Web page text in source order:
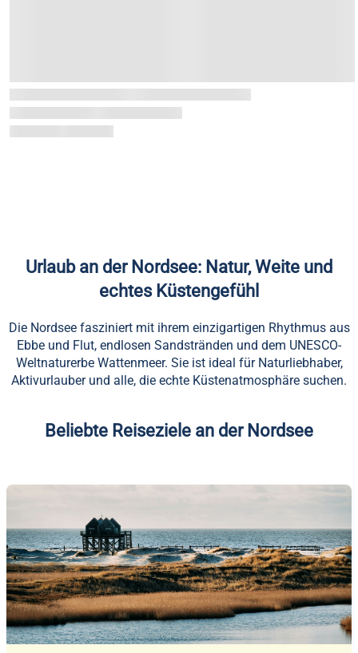
Urlaub an der Nordsee: Natur, Weite und
echtes Küstengefühl
Die Nordsee fasziniert mit ihrem einzigartigen Rhythmus aus
Ebbe und Flut, endlosen Sandstränden und dem UNESCO-
Weltnaturerbe Wattenmeer. Sie ist ideal für Naturliebhaber,
Aktivurlauber und alle, die echte Küstenatmosphäre suchen.
Beliebte Reiseziele an der Nordsee